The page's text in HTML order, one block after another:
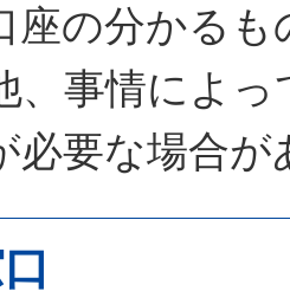
座の分かるも
、事情によ
必要な場合が